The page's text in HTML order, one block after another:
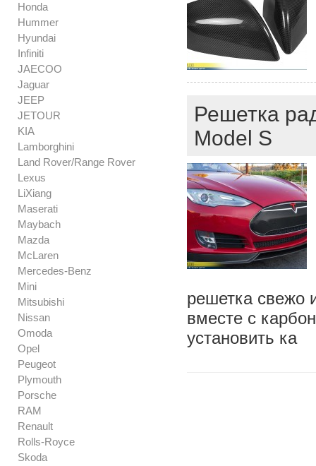
Honda
Hummer
Hyundai
Infiniti
JAECOO
Jaguar
JEEP
JETOUR
KIA
Lamborghini
Land Rover/Range Rover
Lexus
LiXiang
Maserati
Maybach
Mazda
McLaren
Mercedes-Benz
Mini
Mitsubishi
Nissan
Omoda
Opel
Peugeot
Plymouth
Porsche
RAM
Renault
Rolls-Royce
Skoda
Решетка
Model S
решетка свежо
вместе с
установить ка